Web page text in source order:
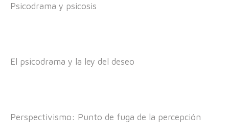
Psicodrama y psicosis
El psicodrama y la ley del deseo
Perspectivismo: Punto de fuga de la percepción